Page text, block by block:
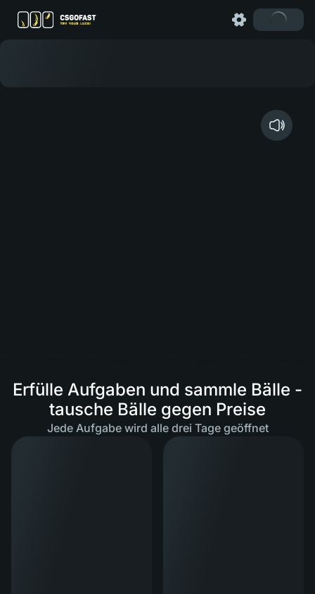
Erfülle Aufgaben und sammle Bälle -
tausche Bälle gegen Preise
Jede Aufgabe wird alle drei Tage geöffnet